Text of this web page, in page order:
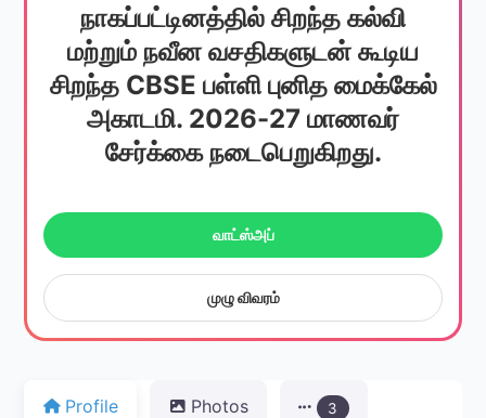
நாகப்பட்டினத்தில் சிறந்த கல்வி
மற்றும் நவீன வசதிகளுடன் கூடிய
சிறந்த CBSE பள்ளி புனித மைக்கேல்
அகாடமி. 2026-27 மாணவர்
சேர்க்கை நடைபெறுகிறது.
வாட்ஸ்அப்
முழு விவரம்
Profile Photos 3